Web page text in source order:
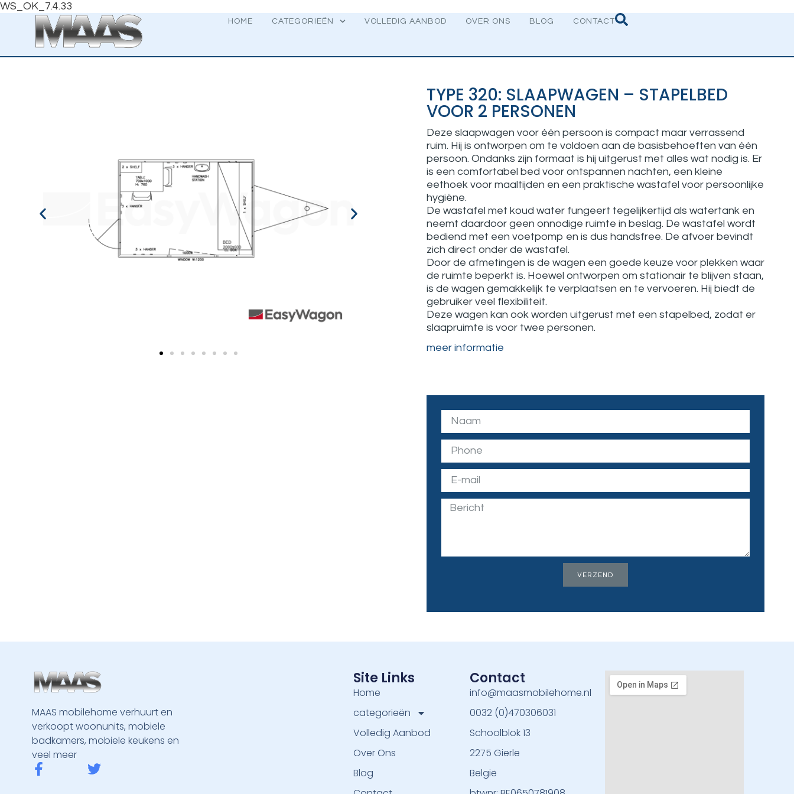
WS_OK_7.4.33
HOME CATEGORIEËN VOLLEDIG AANBOD OVER ONS BLOG CONTACT
TYPE 320: SLAAPWAGEN – STAPELBED
VOOR 2 PERSONEN
Deze slaapwagen voor één persoon is compact maar verrassend
ruim. Hij is ontworpen om te voldoen aan de basisbehoeften van één
persoon. Ondanks zijn formaat is hij uitgerust met alles wat nodig is. Er
is een comfortabel bed voor ontspannen nachten, een kleine
eethoek voor maaltijden en een praktische wastafel voor persoonlijke
hygiëne.
De wastafel met koud water fungeert tegelijkertijd als watertank en
neemt daardoor geen onnodige ruimte in beslag. De wastafel wordt
bediend met een voetpomp en is dus handsfree. De afvoer bevindt
zich direct onder de wastafel.
Door de afmetingen is de wagen een goede keuze voor plekken waar
de ruimte beperkt is. Hoewel ontworpen om stationair te blijven staan,
is de wagen gemakkelijk te verplaatsen en te vervoeren. Hij biedt de
gebruiker veel flexibiliteit.
Deze wagen kan ook worden uitgerust met een stapelbed, zodat er
slaapruimte is voor twee personen.
meer informatie
VERZEND
MAAS mobilehome verhuurt en
verkoopt woonunits, mobiele
badkamers, mobiele keukens en
veel meer
Site Links
Home
categorieën
Volledig Aanbod
Over Ons
Blog
Contact
info@maasmobilehome.nl
0032 (0)470306031
Schoolblok 13
2275 Gierle
België